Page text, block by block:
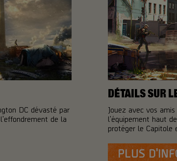
DC dévasté par
de la
DÉTAILS SUR
Jouez avec vos
l'équipement haut
protéger le Capitole
PLUS